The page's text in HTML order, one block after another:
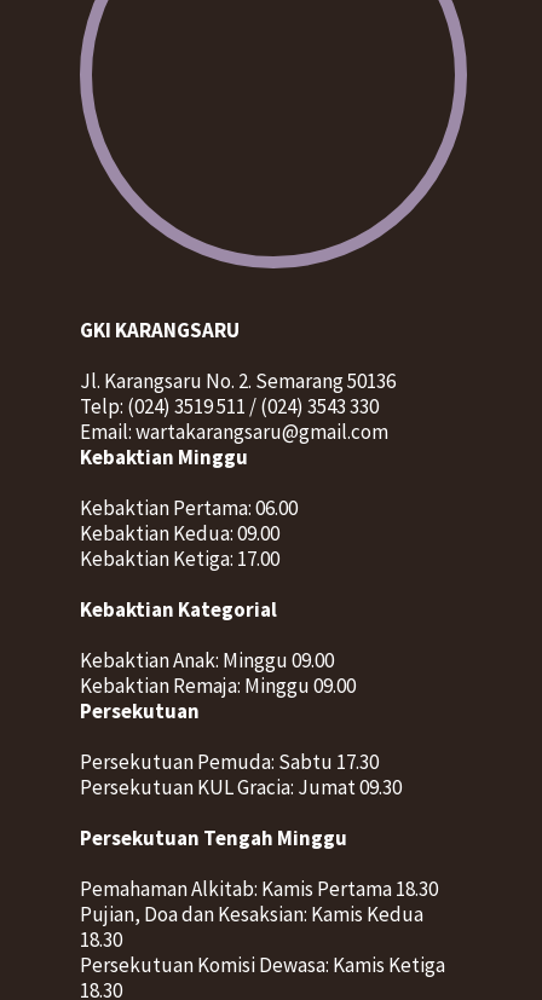
GKI KARANGSARU
Jl. Karangsaru No. 2. Semarang 50136
Telp: (024) 3519 511 / (024) 3543 330
Email: wartakarangsaru@gmail.com
Kebaktian Minggu
Kebaktian Pertama: 06.00
Kebaktian Kedua: 09.00
Kebaktian Ketiga: 17.00
Kebaktian Kategorial
Kebaktian Anak: Minggu 09.00
Kebaktian Remaja: Minggu 09.00
Persekutuan
Persekutuan Pemuda: Sabtu 17.30
Persekutuan KUL Gracia: Jumat 09.30
Persekutuan Tengah Minggu
Pemahaman Alkitab: Kamis Pertama 18.30
Pujian, Doa dan Kesaksian: Kamis Kedua
18.30
Persekutuan Komisi Dewasa: Kamis Ketiga
18.30